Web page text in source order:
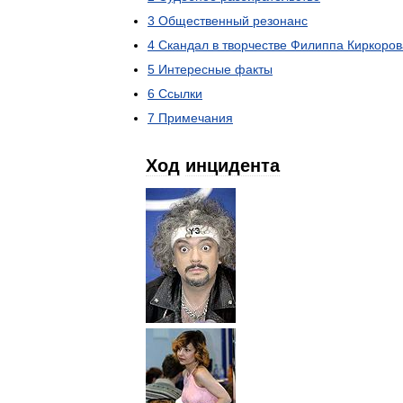
3 Общественный резонанс
4 Скандал в творчестве Филиппа
5 Интересные факты
6 Ссылки
7 Примечания
Ход инцидента